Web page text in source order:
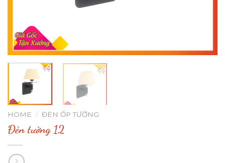
HOME / ĐÈN ỐP TƯỜNG
Đèn tường 12